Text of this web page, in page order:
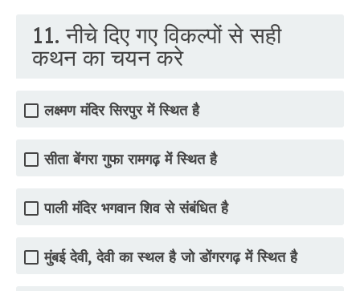
11. नीचे दिए गए विकल्पों से सही
कथन का चयन करे
लक्ष्मण मंदिर सिरपुर में स्थित है
सीता बेंगरा गुफा रामगढ़ में स्थित है
पाली मंदिर भगवान शिव से संबंधित है
मुंबई देवी, देवी का स्थल है जो डोंगरगढ़ में स्थित है